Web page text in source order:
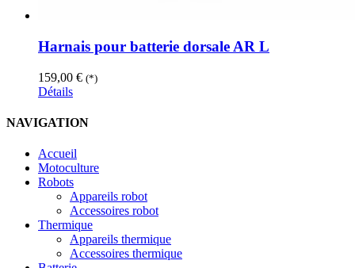
Harnais pour batterie dorsale AR L
159,00 € (*)
Détails
NAVIGATION
Accueil
Motoculture
Robots
Appareils robot
Accessoires robot
Thermique
Appareils thermique
Accessoires thermique